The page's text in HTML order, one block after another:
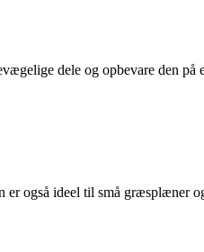
dele og opbevare den
også ideel til små græsplæner